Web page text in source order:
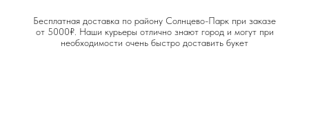
Бесплатная доставка по району Солнцево-Парк при заказе
от 5000₽. Наши курьеры отлично знают город и могут при
необходимости очень быстро доставить букет